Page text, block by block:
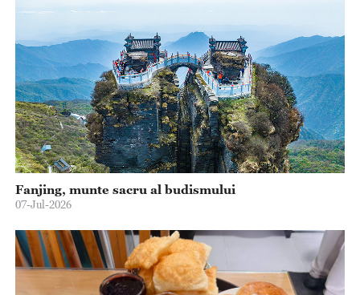
Fanjing, munte sacru al budismului
07-Jul-2026